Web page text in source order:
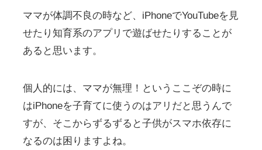
ママが体調不良の時など、iPhoneでYouTubeを見
せたり知育系のアプリで遊ばせたりすることが
あると思います。
個人的には、ママが無理！というここぞの時に
はiPhoneを子育てに使うのはアリだと思うんで
すが、そこからずるずると子供がスマホ依存に
なるのは困りますよね。